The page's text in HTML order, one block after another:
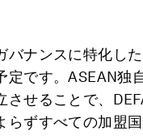
バナンスに特化し
です。ASEAN独
させることで、
らずすべての加盟